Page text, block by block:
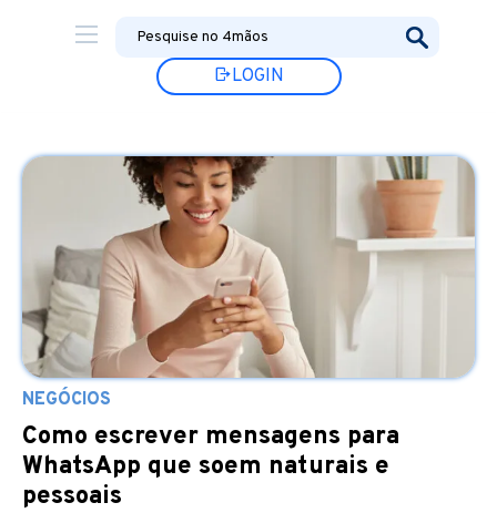
LOGIN
NEGÓCIOS
Como escrever mensagens para
WhatsApp que soem naturais e
pessoais